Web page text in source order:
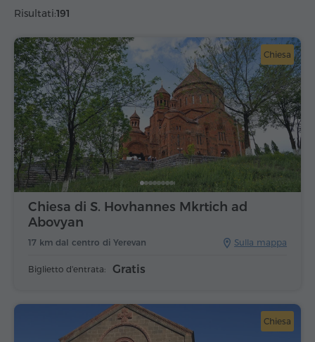
Risultati:191
Chiesa
Sulla mappa
17 km dal centro di Yerevan
Chiesa di S. Hovhannes Mkrtich ad
Abovyan
Biglietto d'entrata: Gratis
Chiesa